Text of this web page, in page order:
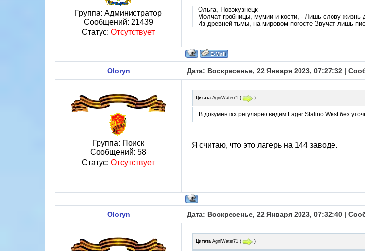
Группа: Администратор
Сообщений: 21439
Статус: Отсутствует
Ольга, Новокузнецк
Молчат гробницы, мумии и кости, - Лишь слову жизнь
Из древней тьмы, на мировом погосте Звучат лишь
Oloryn Дата: Воскресенье, 22 Января 2023, 07:27:32 |
Группа: Поиск
Сообщений: 58
Статус: Отсутствует
Цитата AgniWater71 ( )
В документах регулярно видим Lager Stalino West без
Я считаю, что это лагерь на 144 заводе.
Oloryn Дата: Воскресенье, 22 Января 2023, 07:32:40 |
Цитата AgniWater71 ( )